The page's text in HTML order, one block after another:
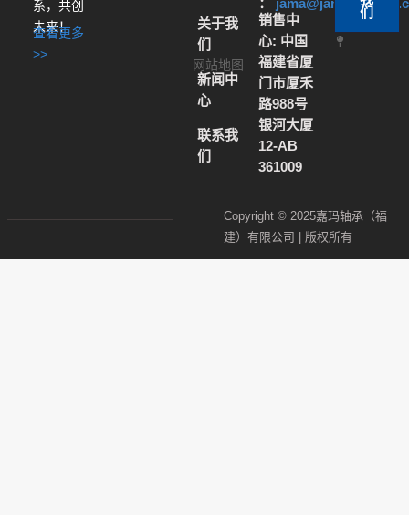
系，共创
未来！
查看更多
>>
关于我
们
新闻中
心
联系我
们
：
销售中
心: 中国
福建省厦
门市厦禾
路988号
银河大厦
12-AB
361009
们
网站地图
Copyright © 2025嘉玛轴承（福
建）有限公司 | 版权所有